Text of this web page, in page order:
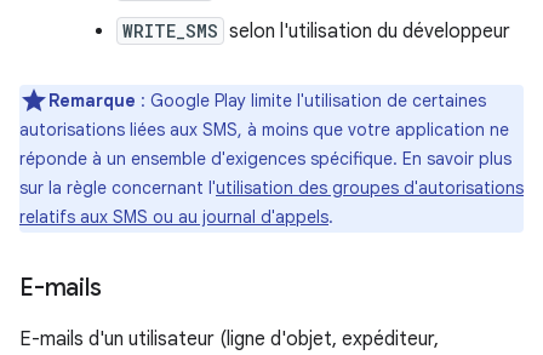
WRITE_SMS selon l'utilisation du développeur
Remarque : Google Play limite l'utilisation de certaines
autorisations liées aux SMS, à moins que votre application ne
réponde à un ensemble d'exigences spécifique. En savoir plus
sur la règle concernant l'utilisation des groupes d'autorisations
relatifs aux SMS ou au journal d'appels.
E-mails
E-mails d'un utilisateur (ligne d'objet, expéditeur,